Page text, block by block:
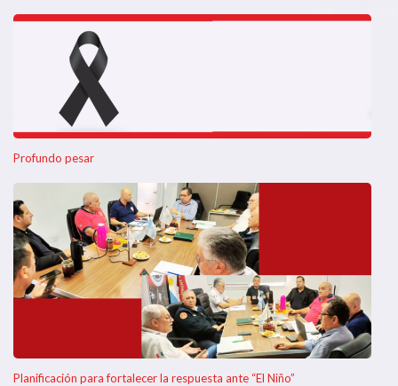
Profundo pesar
Planificación para fortalecer la respuesta ante “El Niño”